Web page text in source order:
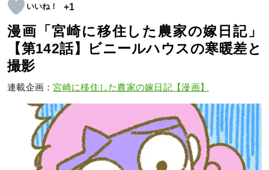
+1
漫画「宮崎に移住した農家の嫁日記」
【第142話】ビニールハウスの寒暖差と
撮影
連載企画：宮崎に移住した農家の嫁日記【漫画】